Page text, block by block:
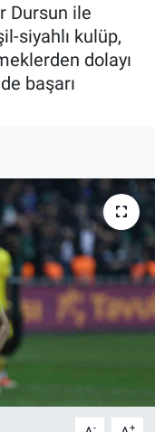
Dursun ile
siyahlı kulüp,
dolayı
başarı
- +